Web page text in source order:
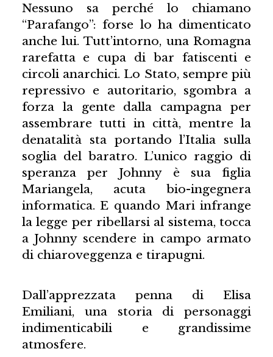
Nessuno sa perché lo chiamano
“Parafango”: forse lo ha dimenticato
anche lui. Tutt’intorno, una Romagna
rarefatta e cupa di bar fatiscenti e
circoli anarchici. Lo Stato, sempre più
repressivo e autoritario, sgombra a
forza la gente dalla campagna per
assembrare tutti in città, mentre la
denatalità sta portando l’Italia sulla
soglia del baratro. L’unico raggio di
speranza per Johnny è sua figlia
Mariangela, acuta bio-ingegnera
informatica. E quando Mari infrange
la legge per ribellarsi al sistema, tocca
a Johnny scendere in campo armato
di chiaroveggenza e tirapugni.
Dall’apprezzata penna di Elisa
Emiliani, una storia di personaggi
indimenticabili e grandissime
atmosfere.